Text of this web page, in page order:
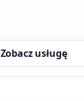
Zobacz usługę